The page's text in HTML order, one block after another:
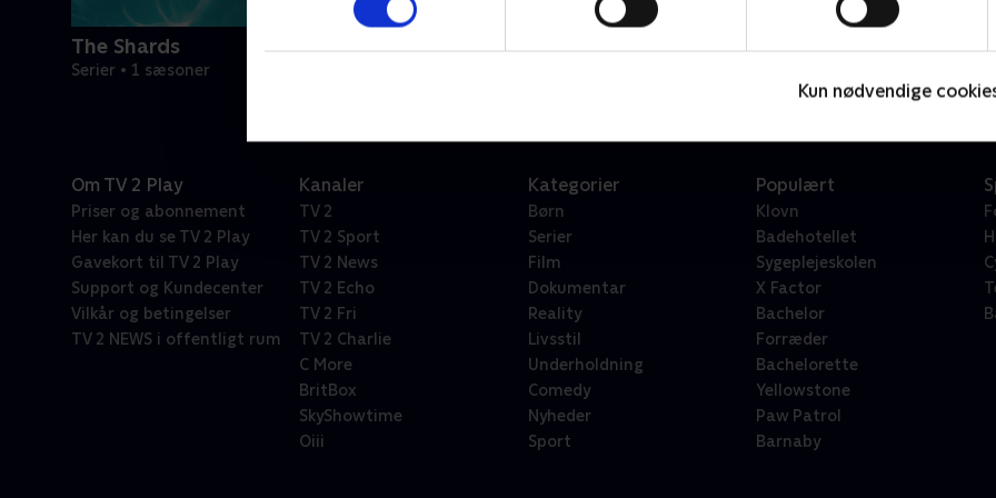
Kun nødvendige
The Shards
Serier • 1 sæsoner
Om TV 2 Play
Priser og abonnement
Her kan du se TV 2 Play
Gavekort til TV 2 Play
Support og Kundecenter
Vilkår og betingelser
TV 2 NEWS i offentligt rum
Kanaler
TV 2
TV 2 Sport
TV 2 News
TV 2 Echo
TV 2 Fri
TV 2 Charlie
C More
BritBox
SkyShowtime
Oiii
Kategorier
Børn
Serier
Film
Dokumentar
Reality
Livsstil
Underholdning
Comedy
Nyheder
Sport
Populært
Klovn
Badehotellet
Sygeplejeskolen
X Factor
Bachelor
Forræder
Bachelorette
Yellowstone
Paw Patrol
Barnaby